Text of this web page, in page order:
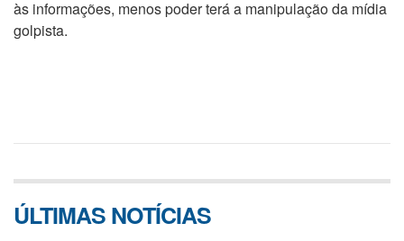
às informações, menos poder terá a manipulação da mídia
golpista.
ÚLTIMAS NOTÍCIAS